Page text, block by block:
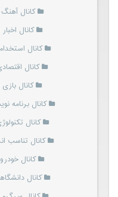
کانال آهنگ
کانال
کانال
کانال
کانال بازی
کانال برنامه
کانال
کانال تناسب
کانال
کانال